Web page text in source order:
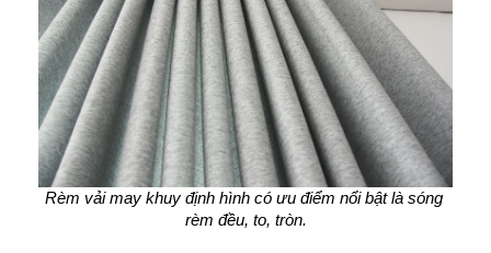
Rèm vải may khuy định hình có ưu điểm nổi bật là sóng
rèm đều, to, tròn.